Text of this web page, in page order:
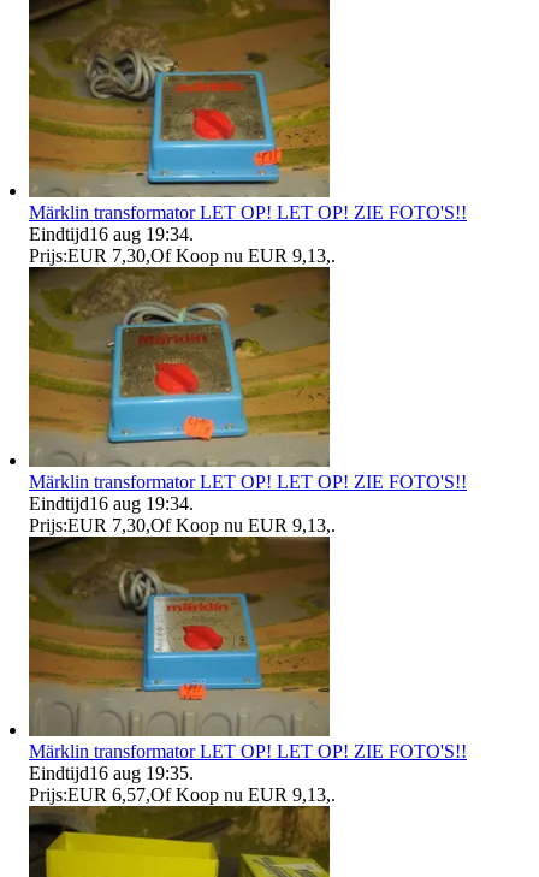
Märklin transformator LET OP! LET OP! ZIE FOTO'S!!
Eindtijd16 aug 19:34.
Prijs:EUR 7,30,Of Koop nu EUR 9,13,.
Märklin transformator LET OP! LET OP! ZIE FOTO'S!!
Eindtijd16 aug 19:34.
Prijs:EUR 7,30,Of Koop nu EUR 9,13,.
Märklin transformator LET OP! LET OP! ZIE FOTO'S!!
Eindtijd16 aug 19:35.
Prijs:EUR 6,57,Of Koop nu EUR 9,13,.